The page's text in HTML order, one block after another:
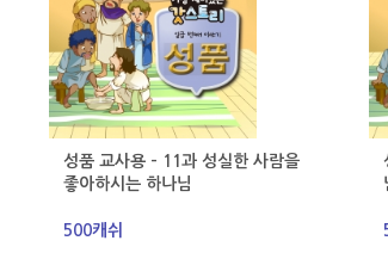
성품 교사용 - 11과 성실한 사람을
좋아하시는 하나님
500캐쉬